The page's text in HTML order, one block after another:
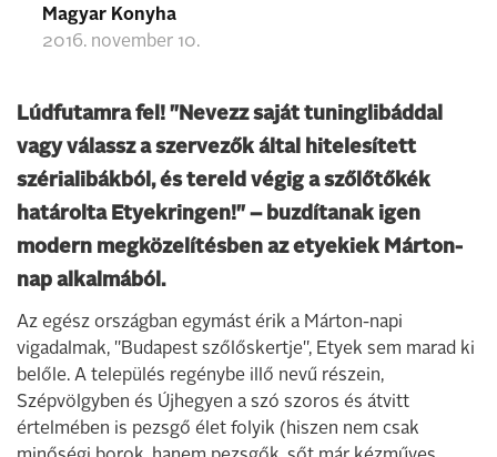
Magyar Konyha
2016. november 10.
Lúdfutamra fel! "Nevezz saját tuninglibáddal
vagy válassz a szervezők által hitelesített
szérialibákból, és tereld végig a szőlőtőkék
határolta Etyekringen!" – buzdítanak igen
modern megközelítésben az etyekiek Márton-
nap alkalmából.
Az egész országban egymást érik a Márton-napi
vigadalmak, "Budapest szőlőskertje", Etyek sem marad ki
belőle. A település regénybe illő nevű részein,
Szépvölgyben és Újhegyen a szó szoros és átvitt
értelmében is pezsgő élet folyik (hiszen nem csak